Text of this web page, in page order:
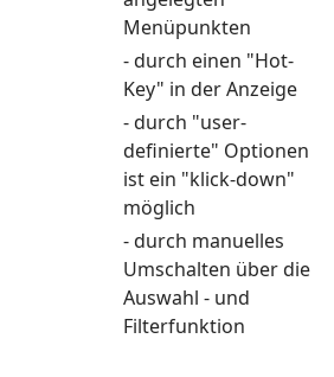
Menüpunkten
- durch einen "Hot-
Key" in der Anzeige
- durch "user-
definierte" Optionen
ist ein "klick-down"
möglich
- durch manuelles
Umschalten über die
Auswahl - und
Filterfunktion